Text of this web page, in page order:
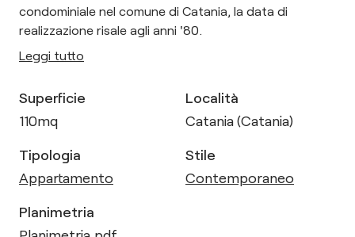
condominiale nel comune di Catania, la data di
realizzazione risale agli anni '80.
Leggi tutto
Superficie
110mq
Località
Catania (Catania)
Tipologia
Appartamento
Stile
Contemporaneo
Planimetria